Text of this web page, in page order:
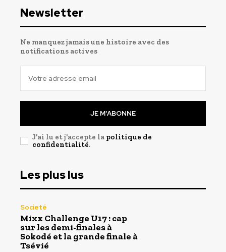
Newsletter
Ne manquez jamais une histoire avec des
notifications actives
JE M'ABONNE
J'ai lu et j'accepte la politique de
confidentialité.
Les plus lus
Societé
Mixx Challenge U17 : cap
sur les demi-finales à
Sokodé et la grande finale à
Tsévié